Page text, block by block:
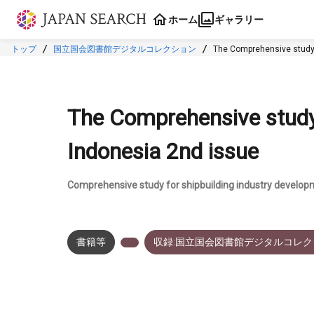
本文に飛ぶ
ホーム ギャラリー
トップ 国立国会図書館デジタルコレクション The Comprehensive
The Comprehensive
Indonesia 2nd issue
Comprehensive study for shipbuilding industry
書籍等 収録:国立国会図書館デジタルコレ